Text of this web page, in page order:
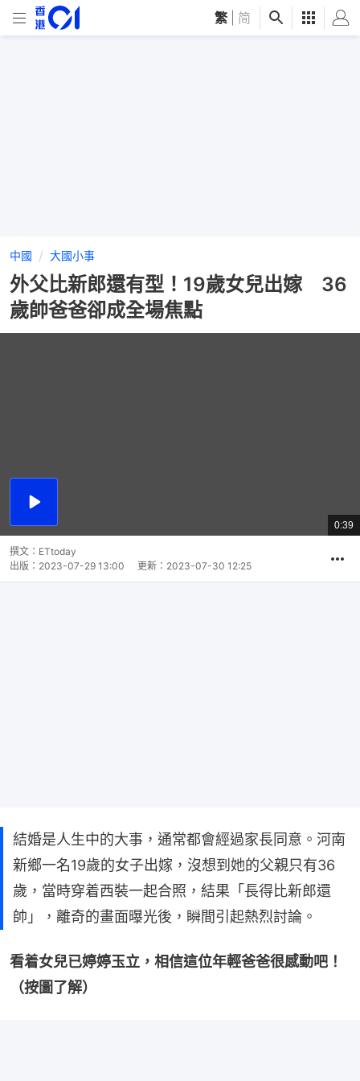
繁 简
中國 大國小事
外父比新郎還有型！19歲女兒出嫁 36
歲帥爸爸卻成全場焦點
播
總
共
0:39
撰文： ETtoday
出版： 2023-07-29 13:00 更新： 2023-07-30 12:25
結婚是人生中的大事，通常都會經過家長同意。河南
新鄉一名19歲的女子出嫁，沒想到她的父親只有36
歲，當時穿着西裝一起合照，結果「長得比新郎還
帥」，離奇的畫面曝光後，瞬間引起熱烈討論。
看着女兒已婷婷玉立，相信這位年輕爸爸很感動吧！
（按圖了解）